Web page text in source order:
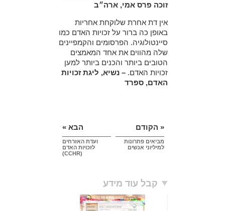
זוכה פרס אמי, ארה״ב
אין דת אחרת שלוקחת אחריות
באופן כה ברור על זכויות האדם כמו
סיינטולוגיה. הפרסומים והקמפיינים
שלה מהווים את אחד המאמצים
הטובים ביותר והכנים ביותר למען
זכויות האדם. – נשיא, ליגת זכויות
האדם, ספרד
« הקודם
מביאים פתרונות
למיליוני אנשים
הבא »
ועדת האזרחים
לזכויות האדם
(CCHR)
קבל עוד מידע